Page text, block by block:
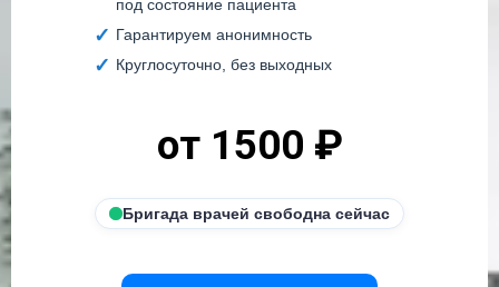
под состояние пациента
Гарантируем анонимность
Круглосуточно, без выходных
от 1500 ₽
Бригада врачей свободна сейчас